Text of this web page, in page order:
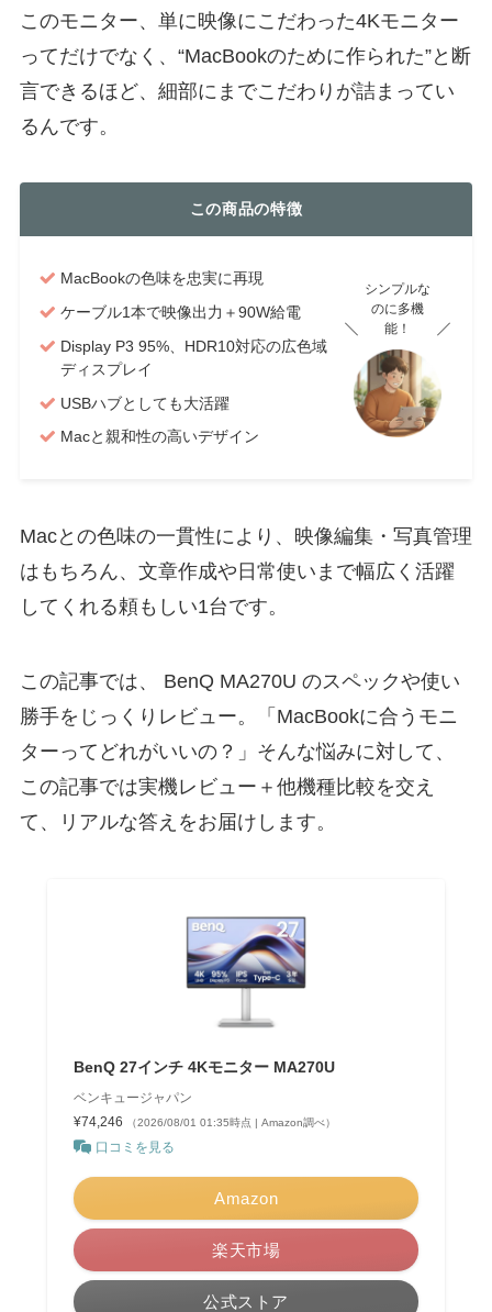
このモニター、単に映像にこだわった4Kモニター
ってだけでなく、“MacBookのために作られた”と断
言できるほど、細部にまでこだわりが詰まってい
るんです。
この商品の特徴
MacBookの色味を忠実に再現
ケーブル1本で映像出力＋90W給電
Display P3 95%、HDR10対応の広色域
ディスプレイ
USBハブとしても大活躍
Macと親和性の高いデザイン
シンプルな
のに多機
能！
Macとの色味の一貫性により、映像編集・写真管理
はもちろん、文章作成や日常使いまで幅広く活躍
してくれる頼もしい1台です。
この記事では、 BenQ MA270U のスペックや使い
勝手をじっくりレビュー。「MacBookに合うモニ
ターってどれがいいの？」そんな悩みに対して、
この記事では実機レビュー＋他機種比較を交え
て、リアルな答えをお届けします。
BenQ 27インチ 4Kモニター MA270U
ベンキュージャパン
¥74,246
（2026/08/01 01:35時点 | Amazon調べ）
口コミを見る
Amazon
楽天市場
公式ストア